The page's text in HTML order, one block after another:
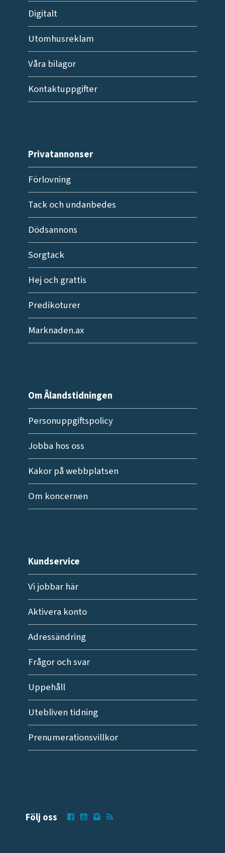
Digitalt
Utomhusreklam
Våra bilagor
Kontaktuppgifter
Privatannonser
Förlovning
Tack och undanbedes
Dödsannons
Sorgtack
Hej och grattis
Predikoturer
Marknaden.ax
Om Ålandstidningen
Personuppgiftspolicy
Jobba hos oss
Kakor på webbplatsen
Om koncernen
Kundservice
Vi jobbar här
Aktivera konto
Adressändring
Frågor och svar
Uppehåll
Utebliven tidning
Prenumerationsvillkor
Följ oss